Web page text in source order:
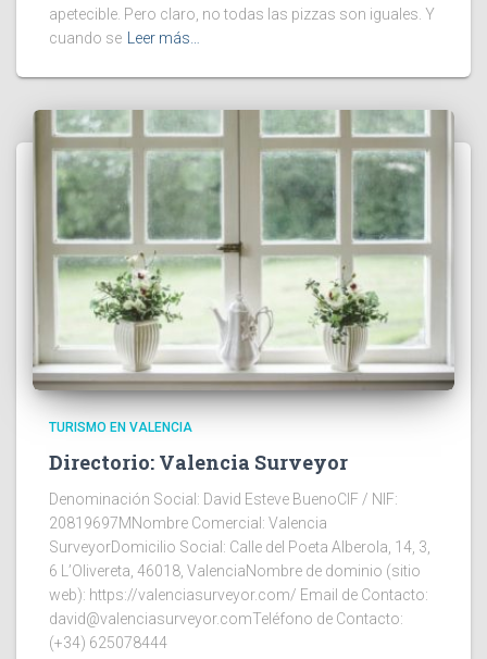
apetecible. Pero claro, no todas las pizzas son iguales. Y
cuando se
Leer más…
TURISMO EN VALENCIA
Directorio: Valencia Surveyor
Denominación Social: David Esteve BuenoCIF / NIF:
20819697MNombre Comercial: Valencia
SurveyorDomicilio Social: Calle del Poeta Alberola, 14, 3,
6 L’Olivereta, 46018, ValenciaNombre de dominio (sitio
web): https://valenciasurveyor.com/ Email de Contacto:
david@valenciasurveyor.comTeléfono de Contacto:
(+34) 625078444